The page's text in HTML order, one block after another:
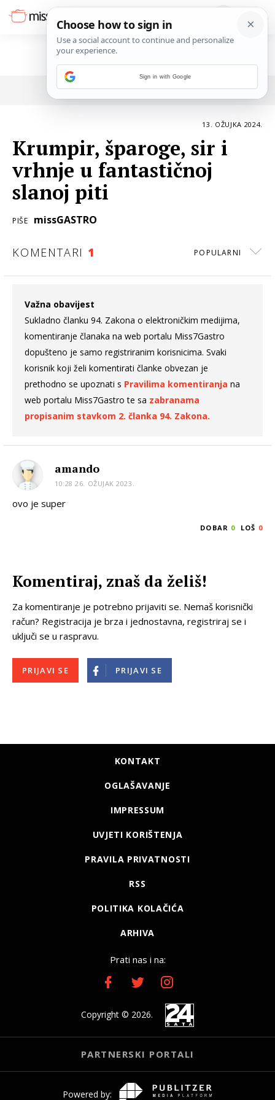
13. OŽUJKA 2024.
Krumpir, šparoge, sir i
vrhnje u fantastičnoj
slanoj piti
PIŠE missGASTRO
POVRATAK NA ČLANAK
KOMENTARI 1 POPULARNI
Važna obavijest
Sukladno članku 94. Zakona o elektroničkim medijima,
komentiranje članaka na web portalu Miss7Gastro
dopušteno je samo registriranim korisnicima. Svaki
korisnik koji želi komentirati članke obvezan je
prethodno se upoznati s Pravilima komentiranja na
web portalu Miss7Gastro te sa zabranama
propisanim stavkom 2. članka 94. Zakona.
amando
10:28 26. OŽUJAK 2023.
ovo je super
DOBAR 0 LOŠ 0
Komentiraj, znaš da želiš!
Za komentiranje je potrebno prijaviti se. Nemaš korisnički
račun? Registracija je brza i jednostavna, registriraj se i
uključi se u raspravu.
PRIJAVI SE PRIJAVI SE
KONTAKT
OGLAŠAVANJE
IMPRESSUM
UVJETI KORIŠTENJA
PRAVILA PRIVATNOSTI
RSS
POLITIKA KOLAČIĆA
ARHIVA
Prati nas i na:
Copyright © 2026.
PARTNERSKI PORTALI
Powered by:
Sign in with Google